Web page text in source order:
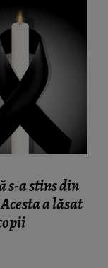
s-a stins din
a lăsat